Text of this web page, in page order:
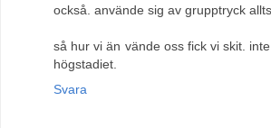
också. använde sig av grupptryck
så hur vi än vände oss fick vi skit.
högstadiet.
Svara